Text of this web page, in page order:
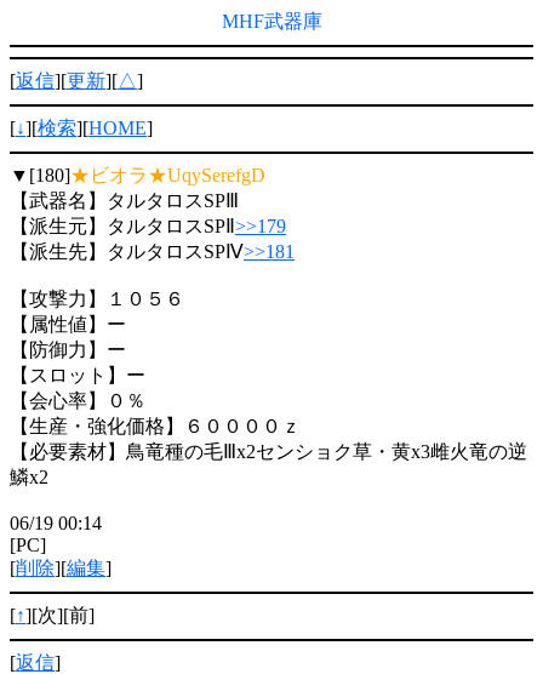
MHF武器庫
[返信][更新][△]
[↓][検索][HOME]
▼[180]★ビオラ★UqySerefgD
【武器名】タルタロスSPⅢ
【派生元】タルタロスSPⅡ >>179
【派生先】タルタロスSPⅣ>>181
【攻撃力】１０５６
【属性値】ー
【防御力】ー
【スロット】ー
【会心率】０％
【生産・強化価格】６００００ｚ
【必要素材】鳥竜種の毛Ⅲx2センショク草・黄x3雌火竜の逆
鱗x2
06/19 00:14
[PC]
[削除][編集]
[↑][次][前]
[返信]